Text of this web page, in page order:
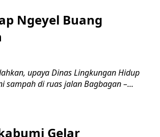
Ngeyel Buang
upaya Dinas Lingkungan Hidup
sampah di ruas jalan Bagbagan –...
Gelar